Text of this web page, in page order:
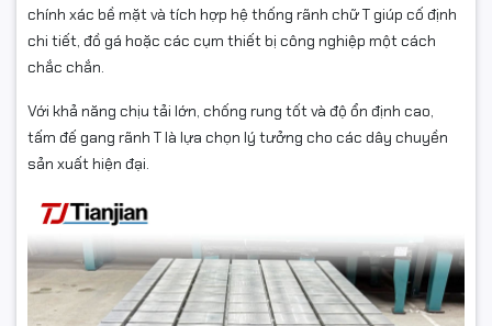
chính xác bề mặt và tích hợp hệ thống rãnh chữ T giúp cố định
chi tiết, đồ gá hoặc các cụm thiết bị công nghiệp một cách
chắc chắn.
Với khả năng chịu tải lớn, chống rung tốt và độ ổn định cao,
tấm đế gang rãnh T là lựa chọn lý tưởng cho các dây chuyền
sản xuất hiện đại.